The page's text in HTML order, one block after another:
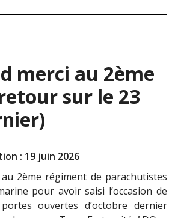
merci au 2ème
sur le 23
: 19 juin 2026
2ème régiment de parachutistes
pour avoir saisi l’occasion de
ouvertes d’octobre dernier